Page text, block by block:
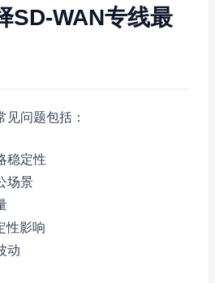
SD-WAN专线最
问题包括：
稳定性
场景
性影响
动